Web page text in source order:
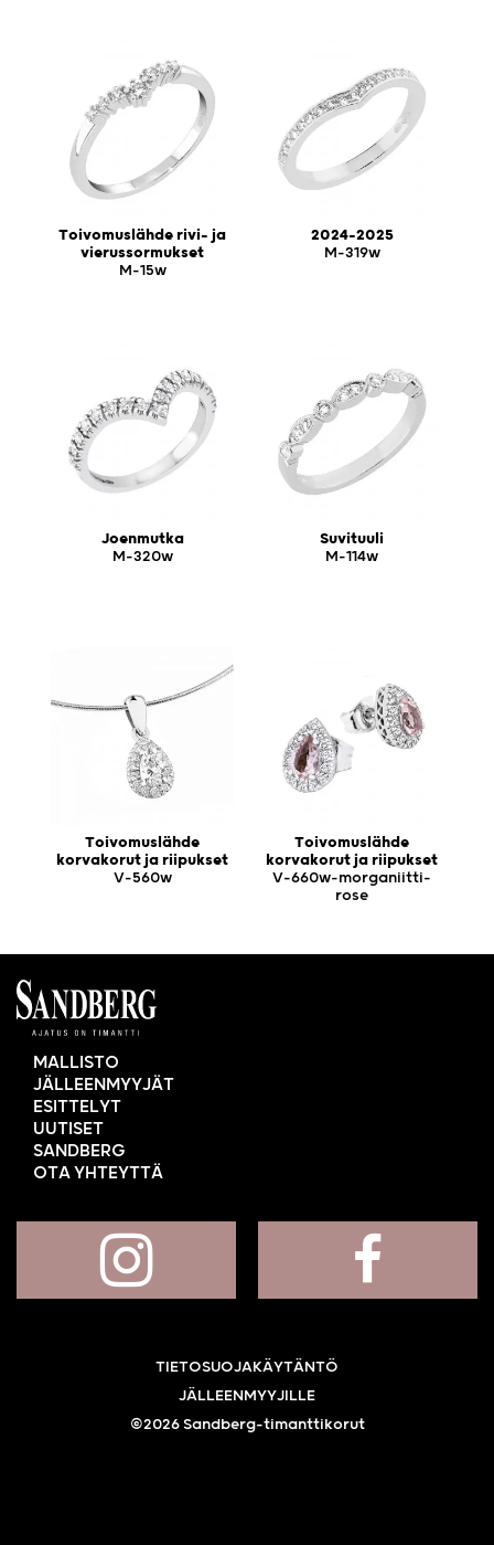
Toivomuslähde rivi- ja
vierussormukset
M-15w
2024-2025
M-319w
Joenmutka
M-320w
Suvituuli
M-114w
Toivomuslähde
korvakorut ja riipukset
V-560w
Toivomuslähde
korvakorut ja riipukset
V-660w-morganiitti-
rose
MALLISTO
JÄLLEENMYYJÄT
ESITTELYT
UUTISET
SANDBERG
OTA YHTEYTTÄ
TIETOSUOJAKÄYTÄNTÖ
JÄLLEENMYYJILLE
©2026 Sandberg-timanttikorut